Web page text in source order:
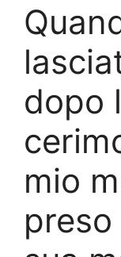
dopo
mio